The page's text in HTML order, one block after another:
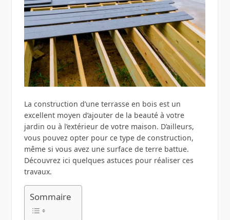
La construction d’une terrasse en bois est un
excellent moyen d’ajouter de la beauté à votre
jardin ou à l’extérieur de votre maison. D’ailleurs,
vous pouvez opter pour ce type de construction,
même si vous avez une surface de terre battue.
Découvrez ici quelques astuces pour réaliser ces
travaux.
Sommaire